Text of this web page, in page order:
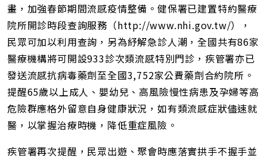
畫，加強春節期間流感疫情整備。健保署已建置特約醫療
院所開診時段查詢服務（http://www.nhi.gov.tw/），
民眾可加以利用查詢，另為紓解急診人潮，全國共有86家
醫療機構將可開設933診次類流感特別門診，疾管署亦已
發送流感抗病毒藥劑至全國3,752家公費藥劑合約院所。
提醒65歲以上成人、嬰幼兒、高風險慢性病患及孕婦等高
危險群應格外留意自身健康狀況，如有類流感症狀儘速就
醫，以掌握治療時機，降低重症風險。
疾管署再次提醒，民眾出遊、聚會時應落實拱手不握手並